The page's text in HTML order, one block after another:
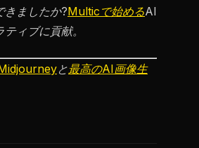
きましたか?Multicで始めるAI
ィブに貢献。
と最高のAI画像生